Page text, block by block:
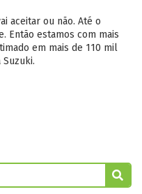
aceitar ou não. Até o
Então estamos com mais
em mais de 110 mil